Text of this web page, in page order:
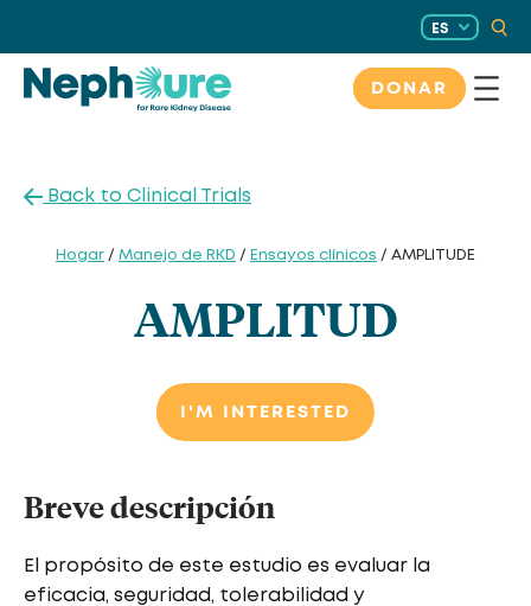
contenido
ES
DONAR
Back to Clinical Trials
Hogar / Manejo de RKD / Ensayos clínicos / AMPLITUDE
AMPLITUD
I'M INTERESTED
Breve descripción
El propósito de este estudio es evaluar la
eficacia, seguridad, tolerabilidad y